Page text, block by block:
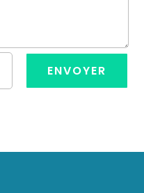
ENVOYER